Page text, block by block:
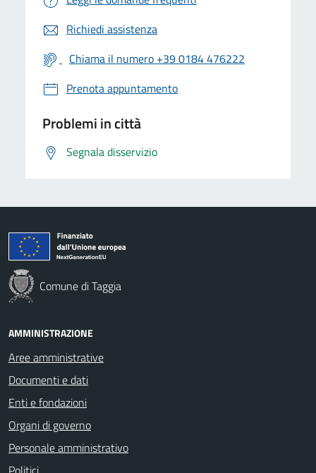
Richiedi assistenza
Chiama il numero +39 0184 476222
Prenota appuntamento
Problemi in città
Segnala disservizio
Comune di Taggia
AMMINISTRAZIONE
Aree amministrative
Documenti e dati
Enti e fondazioni
Organi di governo
Personale amministrativo